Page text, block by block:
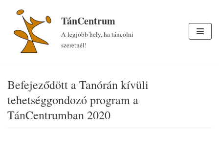
Skip
content
TánCentrum
A legjobb hely, ha táncolni
szeretnél!
Befejeződött a Tanórán kívüli
tehetséggondozó program a
TánCentrumban 2020